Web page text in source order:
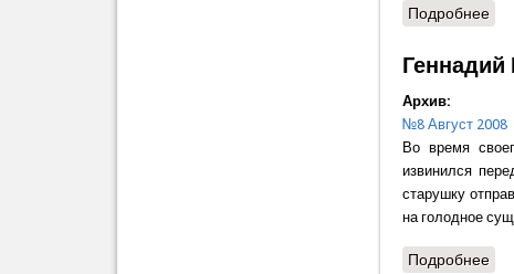
Подробнее
Геннадий
Архив:
№8 Август 2008
Во время
извинился
старушку
на голодное
Подробнее